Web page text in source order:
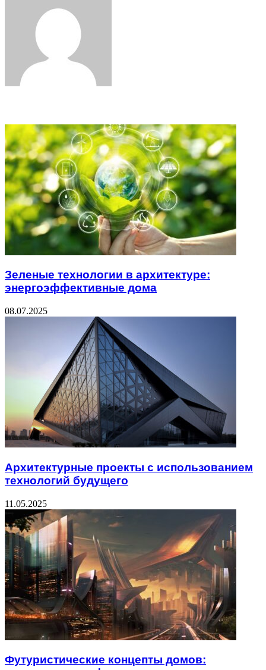
Зеленые технологии в архитектуре:
энергоэффективные дома
08.07.2025
Архитектурные проекты с использованием
технологий будущего
11.05.2025
Футуристические концепты домов: